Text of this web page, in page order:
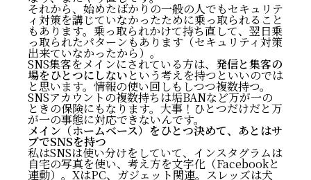
それから、始めたばかりの一般の人でもセキュリテ
ィ対策を講じていなかったために乗っ取られること
もあります。乗っ取られかけて持ち直して、翌日乗
っ取られたパターンもあります（セキュリティ対策
出来ていなかったから）。
SNS集客をメインにされている方は、 発信と集客の
場をひとつにしないという考えを持つといいのでは
と思います。情報の使い回しもしつつ複数持つ。
SNSアカウントの複数持ちは垢BANなど万が一の
ときの保険にもなります。大事！ひとつだけだと万
が一の事態に対応できないんです。
メイン（ホームベース）をひとつ決めて、あとはサ
ブでSNSを持つ
私はSNSは使い分けをしていて、インスタグラムは
自宅の写真を使い、考え方を文字化（Facebookと
連動）。XはPC、ガジェット関連。スレッズは犬